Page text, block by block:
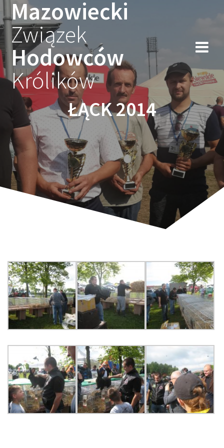
Przejdź
do
Mazowiecki
Związek
Hodowców
Królików
ŁĄCK 2014